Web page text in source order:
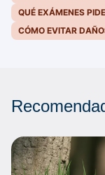
QUÉ EXÁMENES
CÓMO EVITAR